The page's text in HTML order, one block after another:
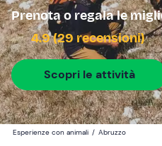
Prenota o regala le
4.9 (29 recensioni)
Scopri le attività
Esperienze con animali / Abruzzo